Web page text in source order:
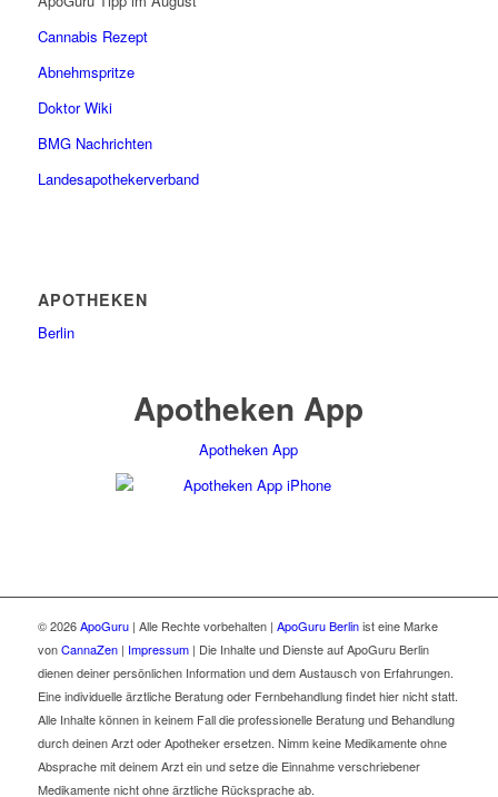
Cannabis Rezept
Abnehmspritze
Doktor Wiki
BMG Nachrichten
Landesapothekerverband
APOTHEKEN
Berlin
Apotheken App
Apotheken App
© 2026ApoGuru| Alle Rechte vorbehalten | ApoGuru Berlinist eine Marke
vonCannaZen| Impressum| Die Inhalte und Dienste auf ApoGuru Berlin
dienen deiner persönlichen Information und dem Austausch von Erfahrungen.
Eine individuelle ärztliche Beratung oder Fernbehandlung findet hier nicht statt.
Alle Inhalte können in keinem Fall die professionelle Beratung und Behandlung
durch deinen Arzt oder Apotheker ersetzen. Nimm keine Medikamente ohne
Absprache mit deinem Arzt ein und setze die Einnahme verschriebener
Medikamente nicht ohne ärztliche Rücksprache ab.